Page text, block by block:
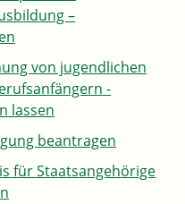
–
von jugendlichen
-
lassen
beantragen
für Staatsangehörige